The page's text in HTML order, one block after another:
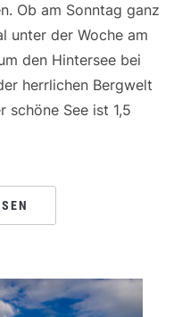
Ob am Sonntag ganz
unter der Woche am
den Hintersee bei
herrlichen Bergwelt
schöne See ist 1,5